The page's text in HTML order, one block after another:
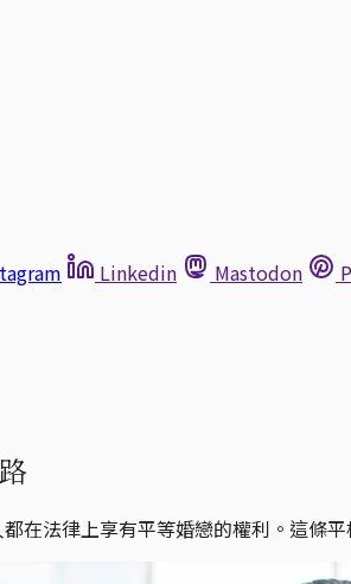
Linkedin Mastodon
在法律上享有平等婚戀的權利。這條